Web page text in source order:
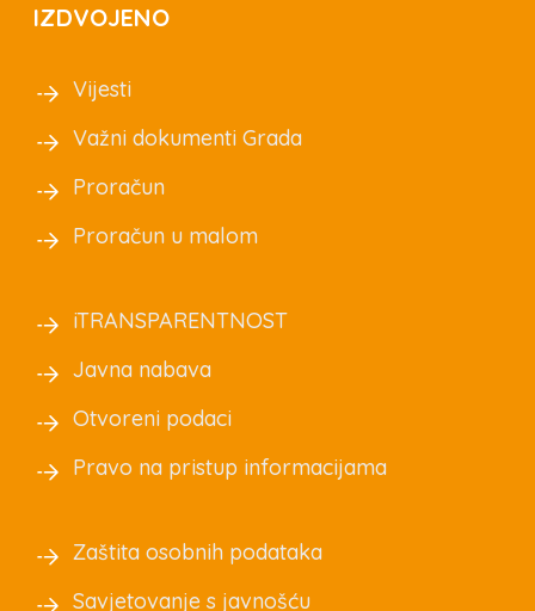
IZDVOJENO
Vijesti
Važni dokumenti Grada
Proračun
Proračun u malom
iTRANSPARENTNOST
Javna nabava
Otvoreni podaci
Pravo na pristup informacijama
Zaštita osobnih podataka
Savjetovanje s javnošću